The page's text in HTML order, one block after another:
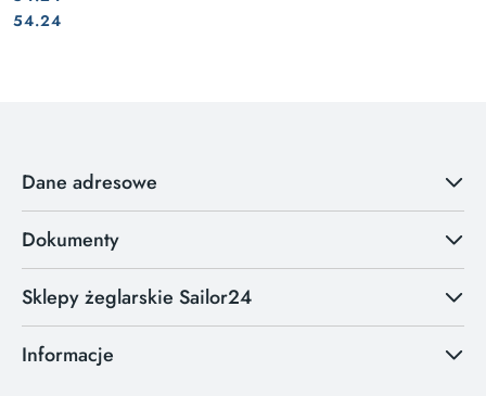
Cena:
Cena:
54.24
Dane adresowe
Dokumenty
Sklepy żeglarskie Sailor24
Informacje